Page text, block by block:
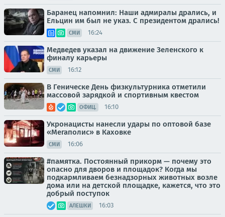
Баранец напомнил: Наши адмиралы дрались, и
Ельцин им был не указ. С президентом дрались!
СМИ 16:24
Медведев указал на движение Зеленского к
финалу карьеры
СМИ 16:12
В Геническе День физкультурника отметили
массовой зарядкой и спортивным квестом
ОФИЦ. 16:10
Укронацисты нанесли удары по оптовой базе
«Мегаполис» в Каховке
СМИ 16:06
#памятка. Постоянный прикорм — почему это
опасно для дворов и площадок? Когда мы
подкармливаем безнадзорных животных возле
дома или на детской площадке, кажется, что это
добрый поступок
АЛЕШКИ 16:03